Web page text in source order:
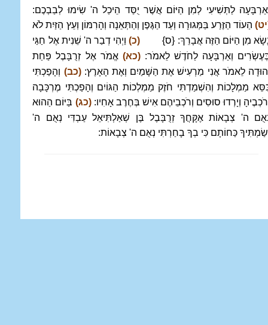
לַתְּשִׁיעִי לְמִן הַיּוֹם אֲשֶׁר יֻסַּד הֵיכַל ה' שִׂימוּ לְבַבְכֶם:
הַעוֹד הַזֶּרַע בַּמְּגוּרָה וְעַד הַגֶּפֶן וְהַתְּאֵנָה וְהָרִמּוֹן וְעֵץ הַזַּיִת לֹא
מִן הַיּוֹם הַזֶּה אֲבָרֵךְ: {ס} (כ) וַיְהִי דְבַר ה' שֵׁנִית אֶל חַגַּי
וְאַרְבָּעָה לַחֹדֶשׁ לֵאמֹר:(כא) אֱמֹר אֶל זְרֻבָּבֶל פַּחַת
לֵאמֹר אֲנִי מַרְעִישׁ אֶת הַשָּׁמַיִם וְאֶת הָאָרֶץ:(כב) וְהָפַכְתִּי
מַמְלָכוֹת וְהִשְׁמַדְתִּי חֹזֶק מַמְלְכוֹת הַגּוֹיִם וְהָפַכְתִּי מֶרְכָּבָה
וְיָרְדוּ סוּסִים וְרֹכְבֵיהֶם אִישׁ בְּחֶרֶב אָחִיו:(כג) בַּיּוֹם הַהוּא
ה' צְבָאוֹת אֶקָּחֲךָ זְרֻבָּבֶל בֶּן שְׁאַלְתִּיאֵל עַבְדִּי נְאֻם ה'
כַּחוֹתָם כִּי בְךָ בָחַרְתִּי נְאֻם ה' צְבָאוֹת: